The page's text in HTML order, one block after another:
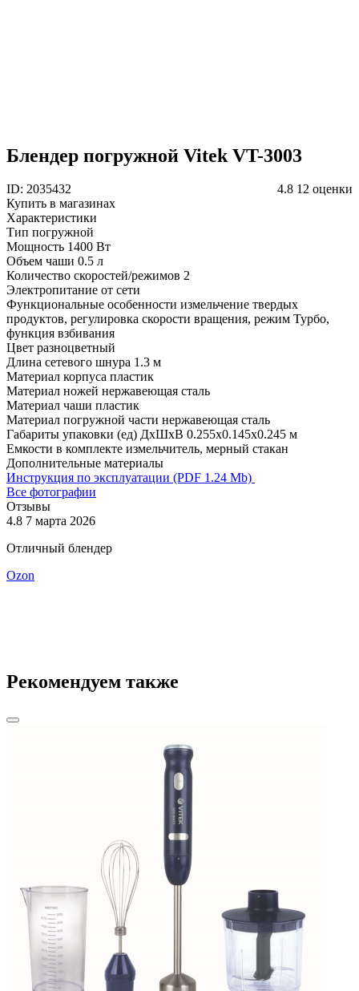
Блендер погружной Vitek VT-3003
ID: 2035432 4.8 12 оценки
Купить в магазинах
Характеристики
Тип погружной
Мощность 1400 Вт
Объем чаши 0.5 л
Количество скоростей/режимов 2
Электропитание от сети
Функциональные особенности измельчение твердых
продуктов, регулировка скорости вращения, режим Турбо,
функция взбивания
Цвет разноцветный
Длина сетевого шнура 1.3 м
Материал корпуса пластик
Материал ножей нержавеющая сталь
Материал чаши пластик
Материал погружной части нержавеющая сталь
Габариты упаковки (ед) ДхШхВ 0.255x0.145x0.245 м
Емкости в комплекте измельчитель, мерный стакан
Дополнительные материалы
Инструкция по эксплуатации (PDF 1.24 Mb)
Все фотографии
Отзывы
4.8 7 марта 2026
Отличный блендер
Ozon
Рекомендуем также